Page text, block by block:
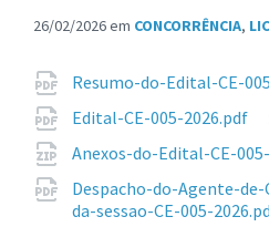
26/02/2026em CONCORRÊNCIA,
Anexos
Resumo-do-Edital-CE-
Edital-CE-005-2026.pdf
Anexos-do-Edital-CE-
Despacho-do-Agente-
da-sessao-CE-005-